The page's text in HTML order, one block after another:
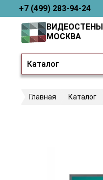
+7 (499) 283-94-24
Каталог
ВИДЕОСТЕНЫ
МОСКВА
Главная Каталог